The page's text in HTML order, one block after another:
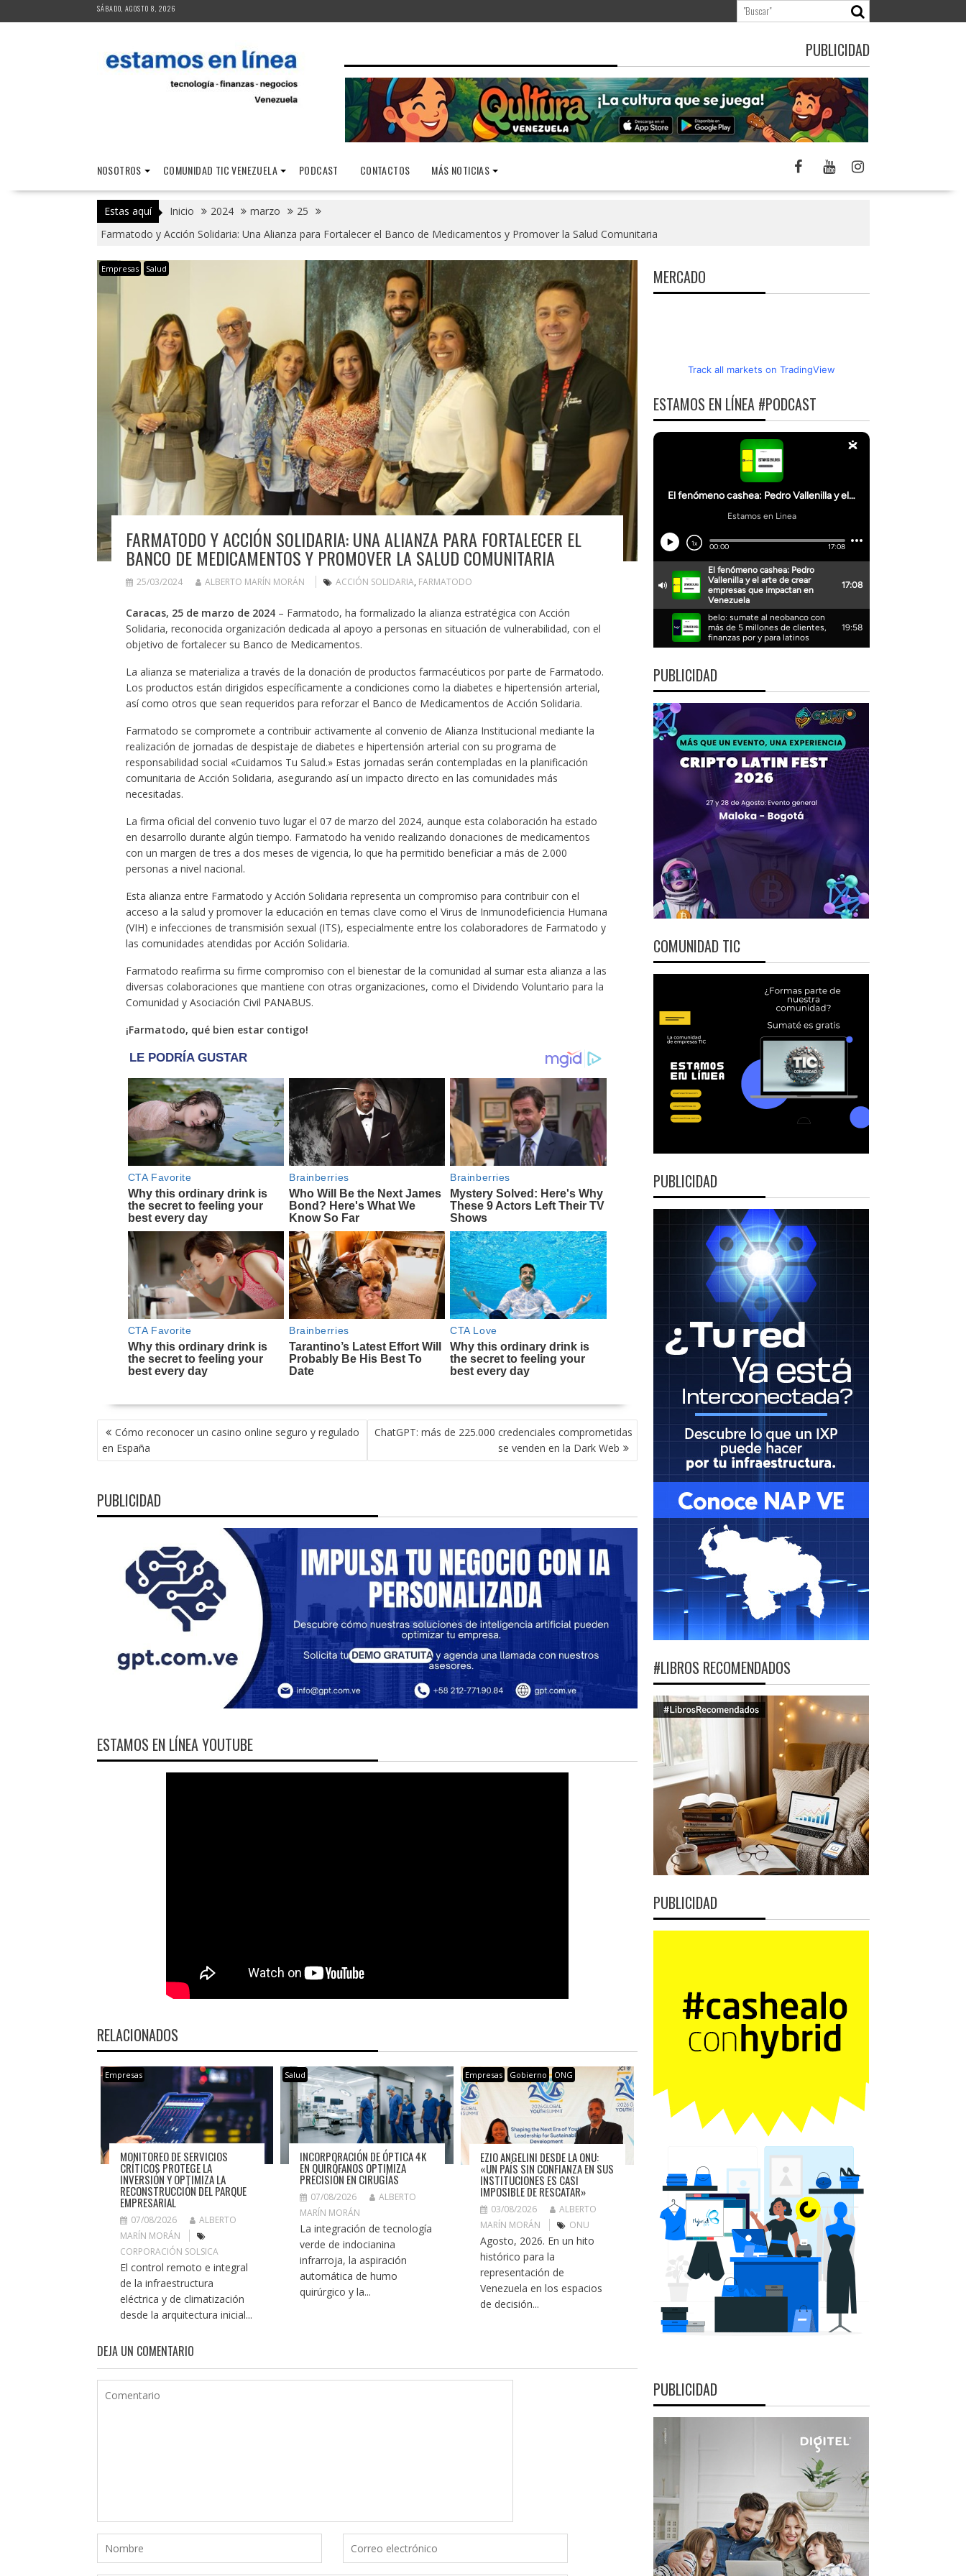
al
SÁBADO, AGOSTO 8, 2026
PUBLICIDAD
NOSOTROS COMUNIDAD TIC VENEZUELA PODCAST CONTACTOS MÁS NOTICIAS
Estas aquí Inicio 2024 marzo
25
Farmatodo y Acción Solidaria: Una Alianza para Fortalecer el Banco de Medicamentos y Promover la Salud Comunitaria
Empresas Salud
FARMATODO Y ACCIÓN SOLIDARIA: UNA ALIANZA PARA FORTALECER EL
BANCO DE MEDICAMENTOS Y PROMOVER LA SALUD COMUNITARIA
25/03/2024 ALBERTO MARÍN MORÁN ACCIÓN SOLIDARIA, FARMATODO
Caracas, 25 de marzo de 2024– Farmatodo, ha formalizado la alianza estratégica con Acción
Solidaria, reconocida organización dedicada al apoyo a personas en situación de vulnerabilidad, con el
objetivo de fortalecer su Banco de Medicamentos.
La alianza se materializa a través de la donación de productos farmacéuticos por parte de Farmatodo.
Los productos están dirigidos específicamente a condiciones como la diabetes e hipertensión arterial,
así como otros que sean requeridos para reforzar el Banco de Medicamentos de Acción Solidaria.
Farmatodo se compromete a contribuir activamente al convenio de Alianza Institucional mediante la
realización de jornadas de despistaje de diabetes e hipertensión arterial con su programa de
responsabilidad social «Cuidamos Tu Salud.» Estas jornadas serán contempladas en la planificación
comunitaria de Acción Solidaria, asegurando así un impacto directo en las comunidades más
necesitadas.
La firma oficial del convenio tuvo lugar el 07 de marzo del 2024, aunque esta colaboración ha estado
en desarrollo durante algún tiempo. Farmatodo ha venido realizando donaciones de medicamentos
con un margen de tres a dos meses de vigencia, lo que ha permitido beneficiar a más de 2.000
personas a nivel nacional.
Esta alianza entre Farmatodo y Acción Solidaria representa un compromiso para contribuir con el
acceso a la salud y promover la educación en temas clave como el Virus de Inmunodeficiencia Humana
(VIH) e infecciones de transmisión sexual (ITS), especialmente entre los colaboradores de Farmatodo y
las comunidades atendidas por Acción Solidaria.
Farmatodo reafirma su firme compromiso con el bienestar de la comunidad al sumar esta alianza a las
diversas colaboraciones que mantiene con otras organizaciones, como el Dividendo Voluntario para la
Comunidad y Asociación Civil PANABUS.
¡Farmatodo, qué bien estar contigo!
NAVEGACIÓN
DE
ENTRADAS
Cómo reconocer un casino online seguro y regulado
en España
ChatGPT: más de 225.000 credenciales comprometidas
se venden en la Dark Web
PUBLICIDAD
ESTAMOS EN LÍNEA YOUTUBE
RELACIONADOS
Empresas
MONITOREO DE SERVICIOS
CRÍTICOS PROTEGE LA
INVERSIÓN Y OPTIMIZA LA
RECONSTRUCCIÓN DEL PARQUE
EMPRESARIAL
07/08/2026
ALBERTO
MARÍN MORÁN
CORPORACIÓN SOLSICA
El control remoto e integral
de la infraestructura
eléctrica y de climatización
desde la arquitectura inicial...
Salud
INCORPORACIÓN DE ÓPTICA 4K
EN QUIRÓFANOS OPTIMIZA
PRECISIÓN EN CIRUGÍAS
07/08/2026
ALBERTO
MARÍN MORÁN
La integración de tecnología
verde de indocianina
infrarroja, la aspiración
automática de humo
quirúrgico y la...
Empresas Gobierno ONG
EZIO ANGELINI DESDE LA ONU:
«UN PAÍS SIN CONFIANZA EN SUS
INSTITUCIONES ES CASI
IMPOSIBLE DE RESCATAR»
03/08/2026
ALBERTO
MARÍN MORÁN
ONU
Agosto, 2026. En un hito
histórico para la
representación de
Venezuela en los espacios
de decisión...
DEJA UN COMENTARIO
MERCADO
Track all markets on TradingView
ESTAMOS EN LÍNEA #PODCAST
PUBLICIDAD
COMUNIDAD TIC
PUBLICIDAD
#LIBROS RECOMENDADOS
PUBLICIDAD
PUBLICIDAD